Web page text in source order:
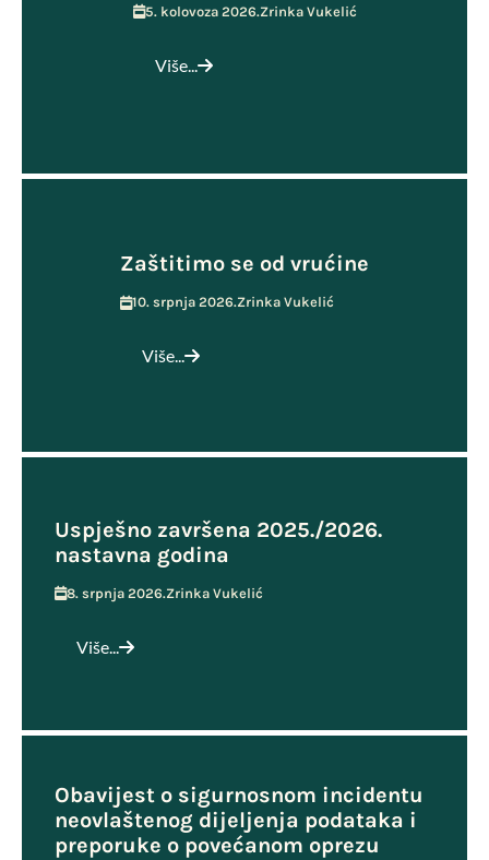
5. kolovoza 2026.Zrinka Vukelić
Više...
Zaštitimo se od vrućine
10. srpnja 2026.Zrinka Vukelić
Više...
Uspješno završena 2025./2026.
nastavna godina
8. srpnja 2026.Zrinka Vukelić
Više...
Obavijest o sigurnosnom incidentu
neovlaštenog dijeljenja podataka i
preporuke o povećanom oprezu